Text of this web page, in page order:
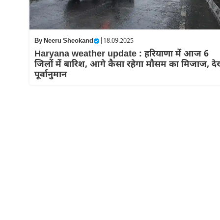
ByNeeru Sheokand | 18.09.2025
Haryana weather update : हरियाणा में आज 6
जिलों में बारिश, आगे कैसा रहेगा मौसम का मिजाज,
पूर्वानुमान